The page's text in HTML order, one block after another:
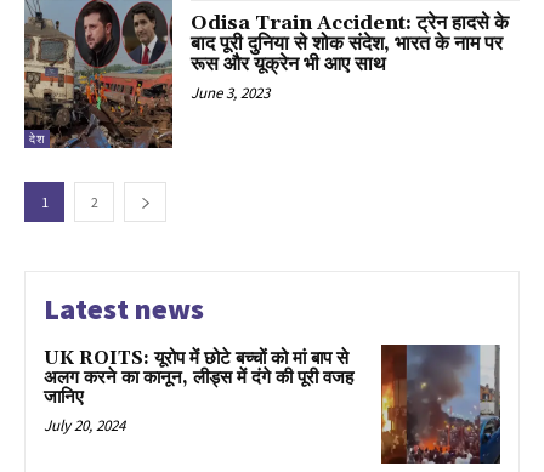
देश
Odisa Train Accident: ट्रेन हादसे के
बाद पूरी दुनिया से शोक संदेश, भारत के नाम पर
रूस और यूक्रेन भी आए साथ
June 3, 2023
1 2
Latest news
UK ROITS: यूरोप में छोटे बच्चों को मां बाप से
अलग करने का कानून, लीड्स में दंगे की पूरी वजह
जानिए
July 20, 2024